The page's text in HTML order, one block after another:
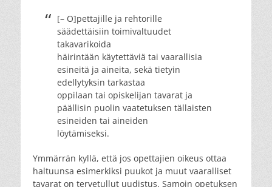
[– O]pettajille ja rehtorille
säädettäisiin toimivaltuudet
takavarikoida
häirintään käytettäviä tai vaarallisia
esineitä ja aineita, sekä tietyin
edellytyksin tarkastaa
oppilaan tai opiskelijan tavarat ja
päällisin puolin vaatetuksen tällaisten
esineiden tai aineiden
löytämiseksi.
Ymmärrän kyllä, että jos opettajien oikeus ottaa
haltuunsa esimerkiksi puukot ja muut vaaralliset
tavarat on tervetullut uudistus. Samoin opetuksen